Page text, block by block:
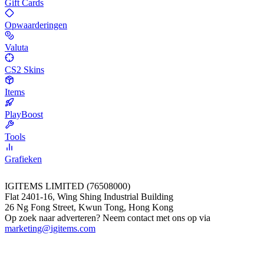
Gift Cards
Opwaarderingen
Valuta
CS2 Skins
Items
PlayBoost
Tools
Grafieken
IGITEMS LIMITED (76508000)
Flat 2401-16, Wing Shing Industrial Building
26 Ng Fong Street, Kwun Tong, Hong Kong
Op zoek naar adverteren? Neem contact met ons op via
marketing@igitems.com